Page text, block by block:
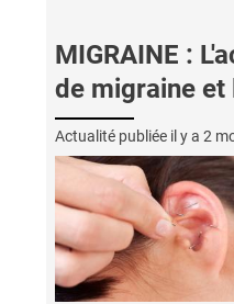
MIGRAINE :
de migraine et
Actualité publiée il y a 2